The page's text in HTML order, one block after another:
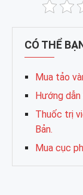
CÓ THỂ
Mua tảo
Hướng
Thuốc trị
Bản.
Mua cục